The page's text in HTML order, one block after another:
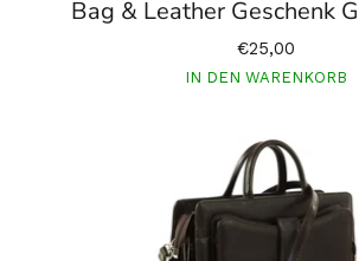
Bag & Leather Geschenk
€25,00
IN DEN WARENKORB